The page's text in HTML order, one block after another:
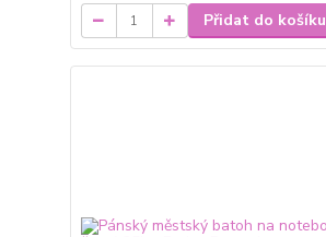
Přidat do košíku